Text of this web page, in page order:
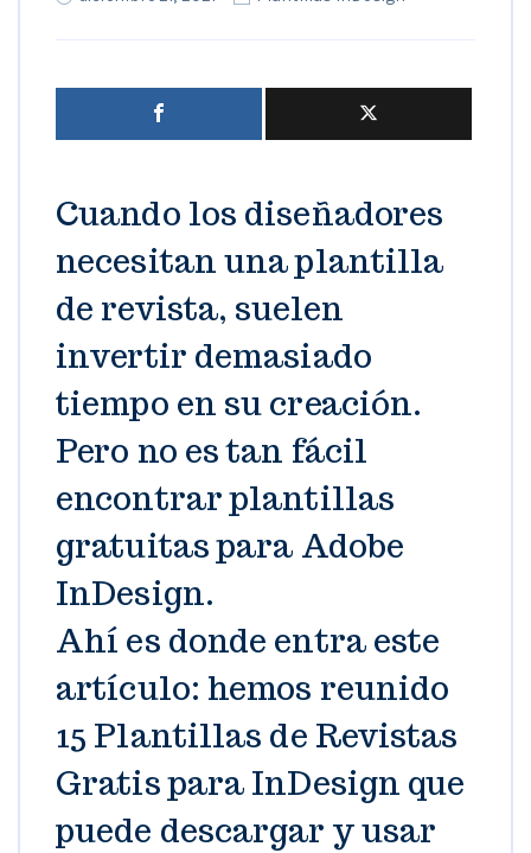
Cuando los diseñadores
necesitan una plantilla
de revista, suelen
invertir demasiado
tiempo en su creación.
Pero no es tan fácil
encontrar plantillas
gratuitas para Adobe
InDesign.
Ahí es donde entra este
artículo: hemos reunido
15 Plantillas de Revistas
Gratis para InDesign que
puede descargar y usar